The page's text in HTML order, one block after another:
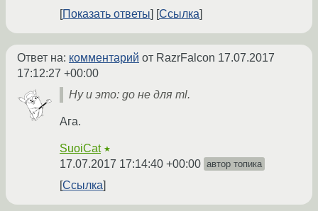
Показать ответы
Ссылка
Ответ на: комментарий от RazrFalcon 17.07.2017
17:12:27 +00:00
Ну и это: go не для ml.
Ага.
SuoiCat ★
17.07.2017 17:14:40 +00:00 автор топика
Ссылка